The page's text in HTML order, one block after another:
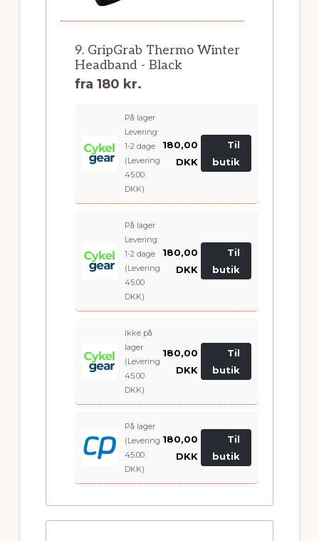
9. GripGrab Thermo Winter
Headband - Black
fra 180 kr.
På lager
Levering:
1-2 dage
(Levering
45.00
DKK)
180,00
DKK
Til
butik
På lager
Levering:
1-2 dage
(Levering
45.00
DKK)
180,00
DKK
Til
butik
Ikke på
lager
(Levering
45.00
DKK)
180,00
DKK
Til
butik
På lager
(Levering
45.00
DKK)
180,00
DKK
Til
butik